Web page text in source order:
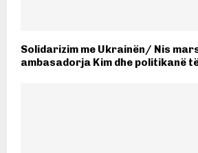
Solidarizim me Ukrainën/ Nis
ambasadorja Kim dhe politikanë